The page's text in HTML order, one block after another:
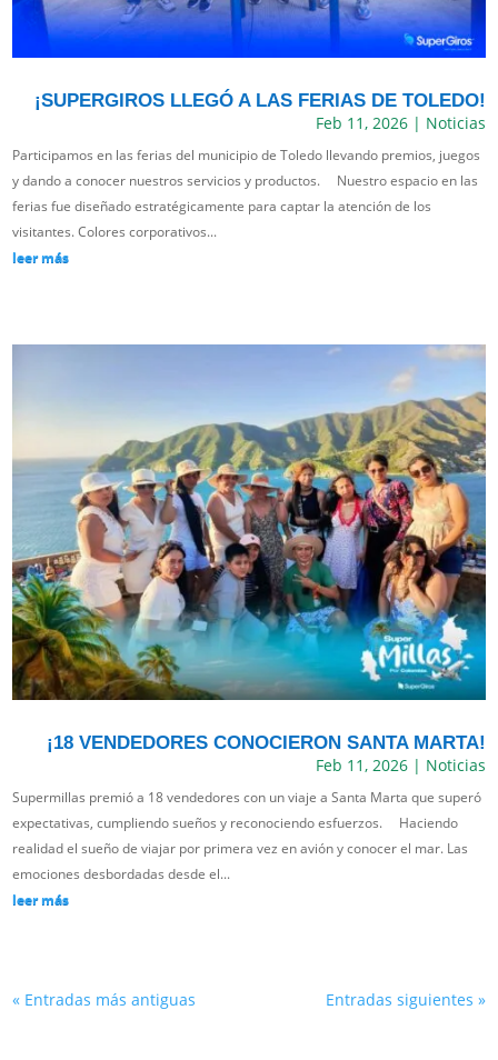
¡SUPERGIROS LLEGÓ A LAS FERIAS DE TOLEDO!
Feb 11, 2026| Noticias
Participamos en las ferias del municipio de Toledo llevando premios, juegos
y dando a conocer nuestros servicios y productos. Nuestro espacio en las
ferias fue diseñado estratégicamente para captar la atención de los
visitantes. Colores corporativos...
leer más
¡18 VENDEDORES CONOCIERON SANTA MARTA!
Feb 11, 2026| Noticias
Supermillas premió a 18 vendedores con un viaje a Santa Marta que superó
expectativas, cumpliendo sueños y reconociendo esfuerzos. Haciendo
realidad el sueño de viajar por primera vez en avión y conocer el mar. Las
emociones desbordadas desde el...
leer más
« Entradas más antiguas Entradas siguientes »